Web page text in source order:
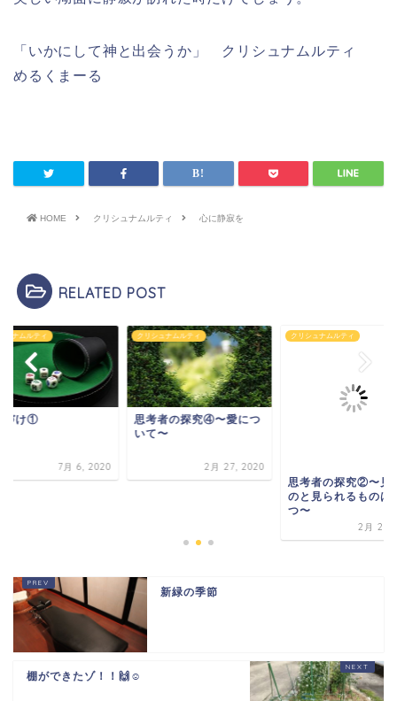
「いかにして神と出会うか」 クリシュナムルティ
めるくまーる
HOME クリシュナムルティ 心に静寂を
RELATED POST
ュナムルティ
づけ①
7月 6, 2020
クリシュナムルティ
思考者の探究④〜愛につ
いて〜
2月 27, 2020
クリシュナムルティ
思考者の探究②〜見
のと見られるものは
つ〜
2月 25,
新緑の季節
棚ができたゾ！！🙌☺️